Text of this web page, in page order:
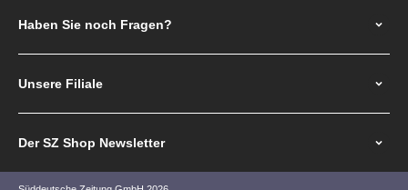
Haben Sie noch Fragen?
Unsere Filiale
Der SZ Shop Newsletter